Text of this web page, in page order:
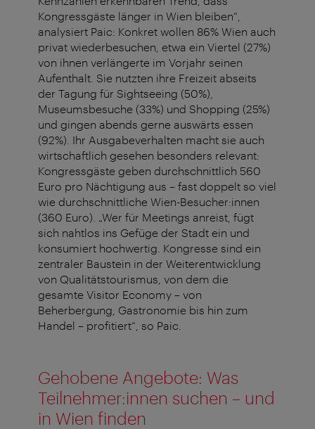
Kongressgäste länger in Wien bleiben“,
analysiert Paic: Konkret wollen 86% Wien auch
privat wiederbesuchen, etwa ein Viertel (27%)
von ihnen verlängerte im Vorjahr seinen
Aufenthalt. Sie nutzten ihre Freizeit abseits
der Tagung für Sightseeing (50%),
Museumsbesuche (33%) und Shopping (25%)
und gingen abends gerne auswärts essen
(92%). Ihr Ausgabeverhalten macht sie auch
wirtschaftlich gesehen besonders relevant:
Kongressgäste geben durchschnittlich 560
Euro pro Nächtigung aus – fast doppelt so viel
wie durchschnittliche Wien-Besucher:innen
(360 Euro). „Wer für Meetings anreist, fügt
sich nahtlos ins Gefüge der Stadt ein und
konsumiert hochwertig. Kongresse sind ein
zentraler Baustein in der Weiterentwicklung
von Qualitätstourismus, von dem die
gesamte Visitor Economy – von
Beherbergung, Gastronomie bis hin zum
Handel – profitiert“, so Paic.
Gehobene Angebote: Was
Teilnehmer:innen suchen – und
in Wien finden